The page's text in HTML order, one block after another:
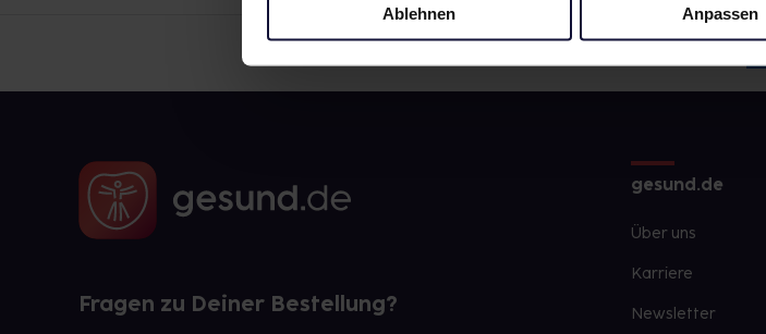
Ablehnen Anpassen
Fragen zu Deiner Bestellung?
gesund.de
Über uns
Karriere
Newsletter